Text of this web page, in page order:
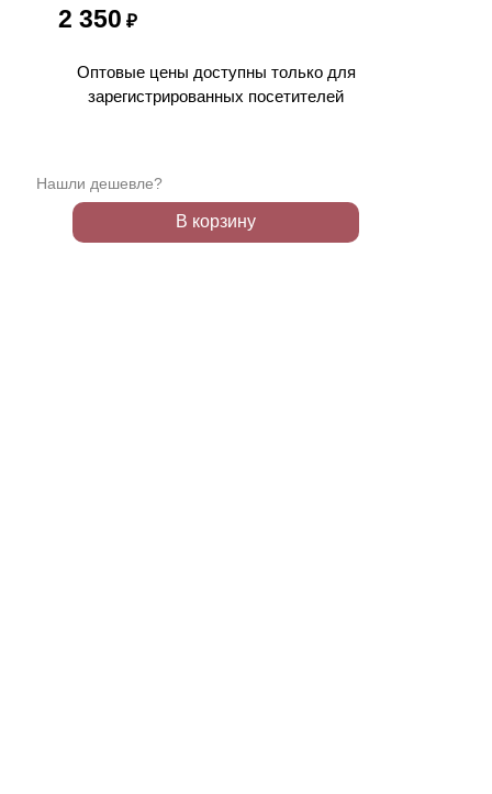
2 350 ₽
Оптовые цены доступны только для
зарегистрированных посетителей
Нашли дешевле?
В корзину